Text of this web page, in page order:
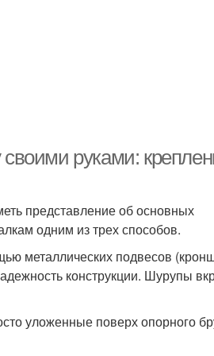
руками:
представление об основных
одним из трех способов.
металлических подвесов
конструкции. Шурупы
уложенные поверх опорного